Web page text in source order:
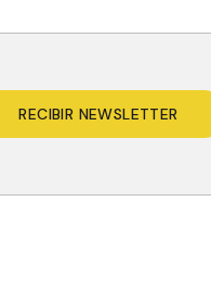
RECIBIR NEWSLETTER